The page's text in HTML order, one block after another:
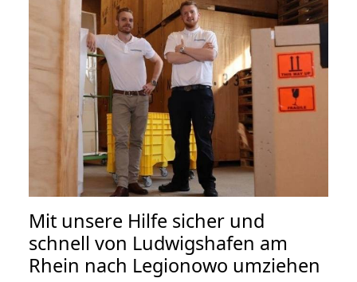
Mit unsere Hilfe sicher und
schnell von Ludwigshafen am
Rhein nach Legionowo umziehen